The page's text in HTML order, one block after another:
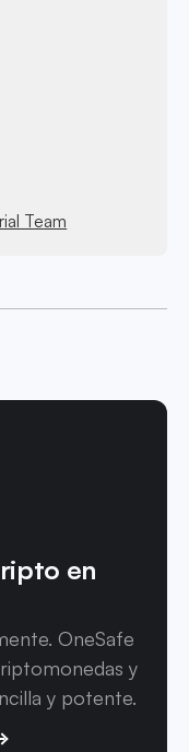
Team
en
OneSafe
y
y potente.